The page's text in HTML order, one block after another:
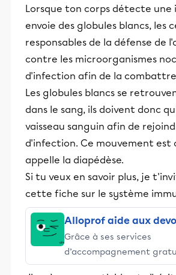
Lorsque ton corps détecte une
envoie des globules blancs, les
responsables de la défense de
contre les microorganismes
d'infection afin de la
Les globules blancs se
dans le sang, ils doivent donc
vaisseau sanguin afin de
d'infection. Ce mouvement est
appelle la diapédèse.
Si tu veux en savoir plus, je
cette fiche sur le système
Alloprof aide aux
Grâce à ses services
d’accompagnement
stimulants, Alloprof